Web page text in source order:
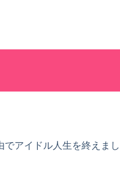
アイドル人生を終えま